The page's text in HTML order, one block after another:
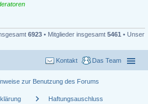
6923 • Mitglieder insgesamt 5461 • Unser
Das Team
Kontakt
zur Benutzung des Forums
chevron_right Haftungsauschluss